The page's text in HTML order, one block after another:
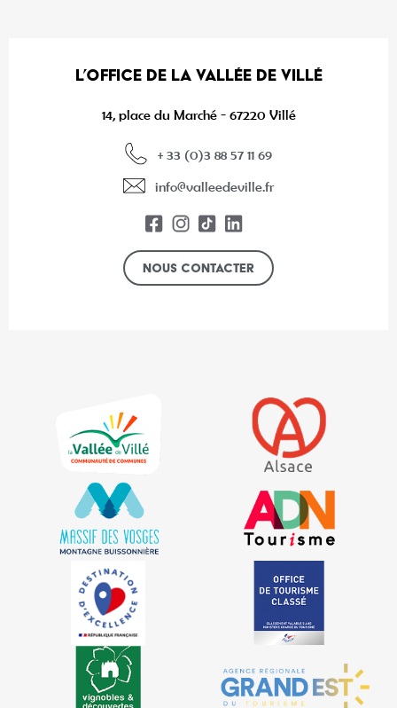
L’OFFICE DE LA VALLÉE DE VILLÉ
14, place du Marché - 67220 Villé
+ 33 (0)3 88 57 11 69
info@valleedeville.fr
Nous contacter